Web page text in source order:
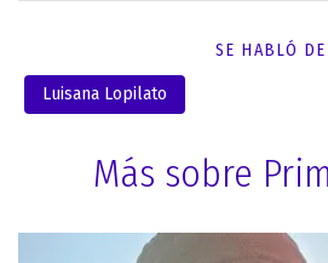
SE HABLÓ DE
Luisana Lopilato
Más sobre